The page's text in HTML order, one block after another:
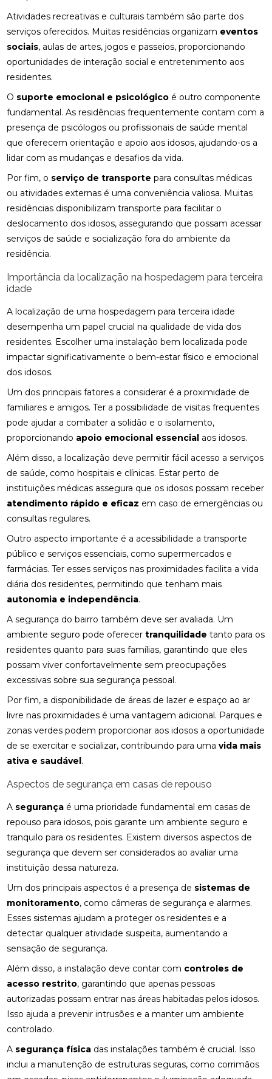
Atividades recreativas e culturais também são parte dos
serviços oferecidos. Muitas residências organizam eventos
sociais, aulas de artes, jogos e passeios, proporcionando
oportunidades de interação social e entretenimento aos
residentes.
O suporte emocional e psicológico é outro componente
fundamental. As residências frequentemente contam com a
presença de psicólogos ou profissionais de saúde mental
que oferecem orientação e apoio aos idosos, ajudando-os a
lidar com as mudanças e desafios da vida.
Por fim, o serviço de transporte para consultas médicas
ou atividades externas é uma conveniência valiosa. Muitas
residências disponibilizam transporte para facilitar o
deslocamento dos idosos, assegurando que possam acessar
serviços de saúde e socialização fora do ambiente da
residência.
Importância da localização na hospedagem para terceira
idade
A localização de uma hospedagem para terceira idade
desempenha um papel crucial na qualidade de vida dos
residentes. Escolher uma instalação bem localizada pode
impactar significativamente o bem-estar físico e emocional
dos idosos.
Um dos principais fatores a considerar é a proximidade de
familiares e amigos. Ter a possibilidade de visitas frequentes
pode ajudar a combater a solidão e o isolamento,
proporcionando apoio emocional essencial aos idosos.
Além disso, a localização deve permitir fácil acesso a serviços
de saúde, como hospitais e clínicas. Estar perto de
instituições médicas assegura que os idosos possam receber
atendimento rápido e eficaz em caso de emergências ou
consultas regulares.
Outro aspecto importante é a acessibilidade a transporte
público e serviços essenciais, como supermercados e
farmácias. Ter esses serviços nas proximidades facilita a vida
diária dos residentes, permitindo que tenham mais
autonomia e independência.
A segurança do bairro também deve ser avaliada. Um
ambiente seguro pode oferecertranquilidade tanto para os
residentes quanto para suas famílias, garantindo que eles
possam viver confortavelmente sem preocupações
excessivas sobre sua segurança pessoal.
Por fim, a disponibilidade de áreas de lazer e espaço ao ar
livre nas proximidades é uma vantagem adicional. Parques e
zonas verdes podem proporcionar aos idosos a oportunidade
de se exercitar e socializar, contribuindo para umavida mais
ativa e saudável.
Aspectos de segurança em casas de repouso
A segurança é uma prioridade fundamental em casas de
repouso para idosos, pois garante um ambiente seguro e
tranquilo para os residentes. Existem diversos aspectos de
segurança que devem ser considerados ao avaliar uma
instituição dessa natureza.
Um dos principais aspectos é a presença de sistemas de
monitoramento, como câmeras de segurança e alarmes.
Esses sistemas ajudam a proteger os residentes e a
detectar qualquer atividade suspeita, aumentando a
sensação de segurança.
Além disso, a instalação deve contar com controles de
acesso restrito, garantindo que apenas pessoas
autorizadas possam entrar nas áreas habitadas pelos idosos.
Isso ajuda a prevenir intrusões e a manter um ambiente
controlado.
A segurança física das instalações também é crucial. Isso
inclui a manutenção de estruturas seguras, como corrimãos